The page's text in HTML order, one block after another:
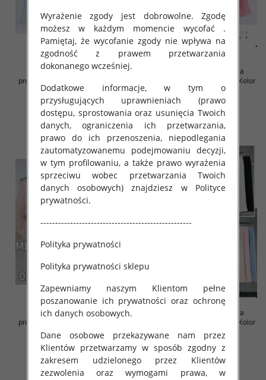
Komplet damskie (Francja
produkt) Roz S/M-M/L, Mix Kolor
.Paczka 8 szt
86.00 zł
szczegóły
Komplet damskie (Francja
produkt) Roz S/M-M/L, Mix Kolor
.Paczka 8 szt
105.00 zł
szczegóły
Komplet damskie (Francja
produkt) Roz S/M-M/L, Mix Kolor
.Paczka 6 szt
125.00 zł
szczegóły
Komplet damskie (Francja
produkt) Roz S/M-M/L, Mix Kolor
.Paczka 6 szt
138.00 zł
szczegóły
Wyrażenie zgody jest dobrowolne. Zgodę
możesz w każdym momencie wycofać .
Pamiętaj, że wycofanie zgody nie wpływa na
zgodność z prawem przetwarzania
dokonanego wcześniej.
Dodatkowe informacje, w tym o
przysługujących uprawnieniach (prawo
dostępu, sprostowania oraz usunięcia Twoich
danych, ograniczenia ich przetwarzania,
prawo do ich przenoszenia, niepodlegania
zautomatyzowanemu podejmowaniu decyzji,
w tym profilowaniu, a także prawo wyrażenia
sprzeciwu wobec przetwarzania Twoich
danych osobowych) znajdziesz w Polityce
prywatności.
---------------------------------------------------
Polityka prywatności
Polityka prywatności sklepu
Zapewniamy naszym Klientom pełne
poszanowanie ich prywatności oraz ochronę
ich danych osobowych.
Dane osobowe przekazywane nam przez
Klientów przetwarzamy w sposób zgodny z
zakresem udzielonego przez Klientów
zezwolenia oraz wymogami prawa, w